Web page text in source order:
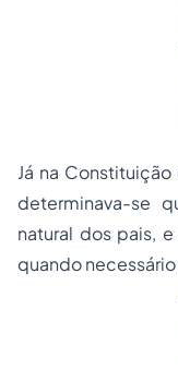
Já na
determinava-se
natural dos pais,
quando